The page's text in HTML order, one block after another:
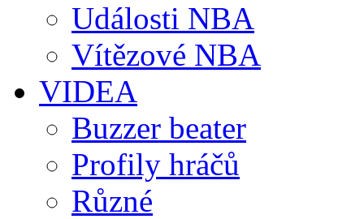
Události NBA
Vítězové NBA
VIDEA
Buzzer beater
Profily hráčů
Různé